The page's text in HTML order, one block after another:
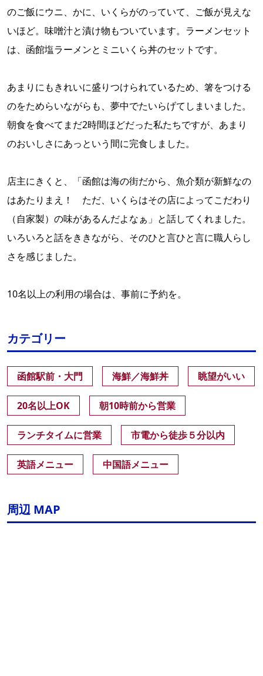
のご飯にウニ、かに、いくらがのっていて、ご飯が見えな
いほど。味噌汁と漬け物もついています。ラーメンセット
は、函館塩ラーメンとミニいくら丼のセットです。
あまりにもきれいに盛りつけられているため、箸をつける
のをためらいながらも、夢中でたいらげてしまいました。
朝食を食べてまだ2時間ほどだった私たちですが、あまり
のおいしさにあっという間に完食しました。
店主にきくと、「函館は海の街だから、魚介類が新鮮なの
はあたりまえ！ ただ、いくらはその店によってこだわり
（自家製）の味があるんだよなぁ」と話してくれました。
いろいろと話をききながら、そのひと言ひと言に職人らし
さを感じました。
10名以上の利用の場合は、事前に予約を。
カテゴリー
函館駅前・大門 海鮮／海鮮丼 眺望がいい
20名以上OK 朝10時前から営業
ランチタイムに営業 市電から徒歩５分以内
英語メニュー 中国語メニュー
周辺 MAP